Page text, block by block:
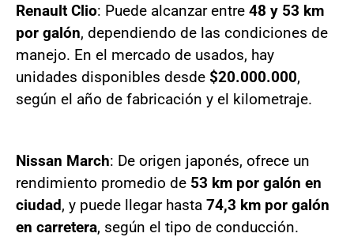
Renault Clio: Puede alcanzar entre 48 y 53 km
por galón, dependiendo de las condiciones de
manejo. En el mercado de usados, hay
unidades disponibles desde $20.000.000,
según el año de fabricación y el kilometraje.
Nissan March: De origen japonés, ofrece un
rendimiento promedio de 53 km por galón en
ciudad, y puede llegar hasta 74,3 km por galón
en carretera, según el tipo de conducción.